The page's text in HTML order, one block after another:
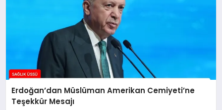
Erdoğan’dan Müslüman Amerikan Cemiyeti’ne
Teşekkür Mesajı